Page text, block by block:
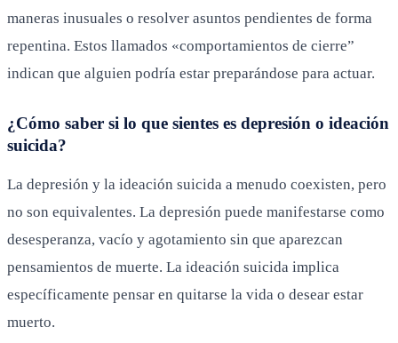
maneras inusuales o resolver asuntos pendientes de forma
repentina. Estos llamados «comportamientos de cierre”
indican que alguien podría estar preparándose para actuar.
¿Cómo saber si lo que sientes es depresión o ideación
suicida?
La depresión y la ideación suicida a menudo coexisten, pero
no son equivalentes. La depresión puede manifestarse como
desesperanza, vacío y agotamiento sin que aparezcan
pensamientos de muerte. La ideación suicida implica
específicamente pensar en quitarse la vida o desear estar
muerto.